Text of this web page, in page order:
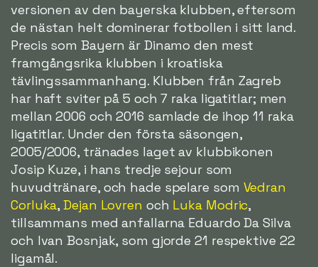
versionen av den bayerska klubben, eftersom
de nästan helt dominerar fotbollen i sitt land.
Precis som Bayern är Dinamo den mest
framgångsrika klubben i kroatiska
tävlingssammanhang. Klubben från Zagreb
har haft sviter på 5 och 7 raka ligatitlar; men
mellan 2006 och 2016 samlade de ihop 11 raka
ligatitlar. Under den första säsongen,
2005/2006, tränades laget av klubbikonen
Josip Kuze, i hans tredje sejour som
huvudtränare, och hade spelare som Vedran
Corluka,Dejan Lovren och Luka Modric,
tillsammans med anfallarna Eduardo Da Silva
och Ivan Bosnjak, som gjorde 21 respektive 22
ligamål.